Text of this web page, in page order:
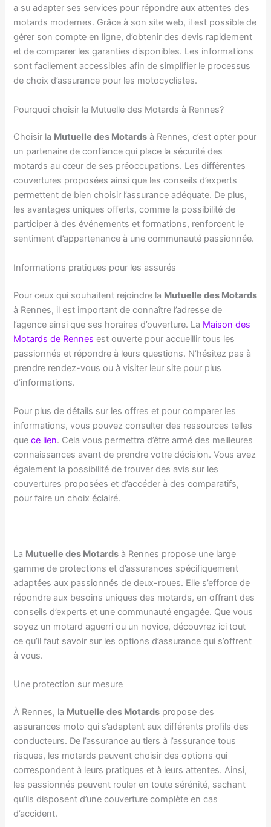
a su adapter ses services pour répondre aux attentes des
motards modernes. Grâce à son site web, il est possible de
gérer son compte en ligne, d’obtenir des devis rapidement
et de comparer les garanties disponibles. Les informations
sont facilement accessibles afin de simplifier le processus
de choix d’assurance pour les motocyclistes.
Pourquoi choisir la Mutuelle des Motards à Rennes?
Choisir la Mutuelle des Motards à Rennes, c’est opter pour
un partenaire de confiance qui place la sécurité des
motards au cœur de ses préoccupations. Les différentes
couvertures proposées ainsi que les conseils d’experts
permettent de bien choisir l’assurance adéquate. De plus,
les avantages uniques offerts, comme la possibilité de
participer à des événements et formations, renforcent le
sentiment d’appartenance à une communauté passionnée.
Informations pratiques pour les assurés
Pour ceux qui souhaitent rejoindre la Mutuelle des Motards
à Rennes, il est important de connaître l’adresse de
l’agence ainsi que ses horaires d’ouverture. La Maison des
Motards de Rennes est ouverte pour accueillir tous les
passionnés et répondre à leurs questions. N’hésitez pas à
prendre rendez-vous ou à visiter leur site pour plus
d’informations.
Pour plus de détails sur les offres et pour comparer les
informations, vous pouvez consulter des ressources telles
quece lien. Cela vous permettra d’être armé des meilleures
connaissances avant de prendre votre décision. Vous avez
également la possibilité de trouver des avis sur les
couvertures proposées et d’accéder à des comparatifs,
pour faire un choix éclairé.
La Mutuelle des Motards à Rennes propose une large
gamme de protections et d’assurances spécifiquement
adaptées aux passionnés de deux-roues. Elle s’efforce de
répondre aux besoins uniques des motards, en offrant des
conseils d’experts et une communauté engagée. Que vous
soyez un motard aguerri ou un novice, découvrez ici tout
ce qu’il faut savoir sur les options d’assurance qui s’offrent
à vous.
Une protection sur mesure
À Rennes, la Mutuelle des Motards propose des
assurances moto qui s’adaptent aux différents profils des
conducteurs. De l’assurance au tiers à l’assurance tous
risques, les motards peuvent choisir des options qui
correspondent à leurs pratiques et à leurs attentes. Ainsi,
les passionnés peuvent rouler en toute sérénité, sachant
qu’ils disposent d’une couverture complète en cas
d’accident.